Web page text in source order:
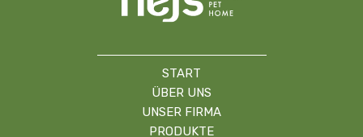
START
ÜBER UNS
UNSER FIRMA
PRODUKTE